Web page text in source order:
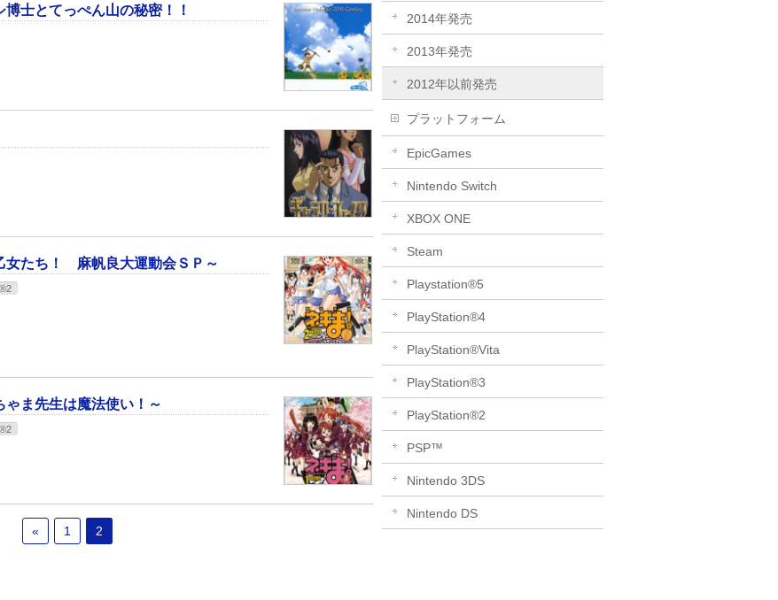
士とてっぺん山の秘密！！
たち！ 麻帆良大運動会ＳＰ～
ま先生は魔法使い！～
« 1 2
2014年発売
2013年発売
2012年以前発売
プラットフォーム
EpicGames
Nintendo Switch
XBOX ONE
Steam
Playstation®5
PlayStation®4
PlayStation®Vita
PlayStation®3
PlayStation®2
PSP™
Nintendo 3DS
Nintendo DS